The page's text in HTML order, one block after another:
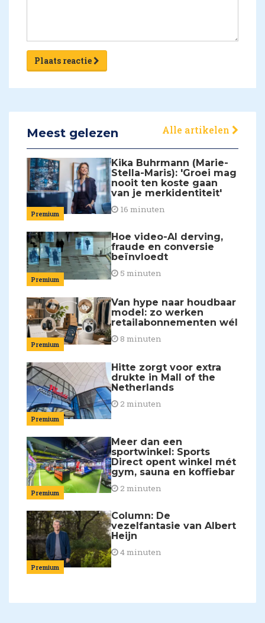
Plaats reactie
Meest gelezen Alle artikelen
Premium
Kika Buhrmann (Marie-
Stella-Maris): 'Groei mag
nooit ten koste gaan
van je merkidentiteit'
16 minuten
Premium
Hoe video-AI derving,
fraude en conversie
beïnvloedt
5 minuten
Premium
Van hype naar houdbaar
model: zo werken
retailabonnementen wél
8 minuten
Premium
Hitte zorgt voor extra
drukte in Mall of the
Netherlands
2 minuten
Premium
Meer dan een
sportwinkel: Sports
Direct opent winkel mét
gym, sauna en koffiebar
2 minuten
Premium
Column: De
vezelfantasie van Albert
Heijn
4 minuten